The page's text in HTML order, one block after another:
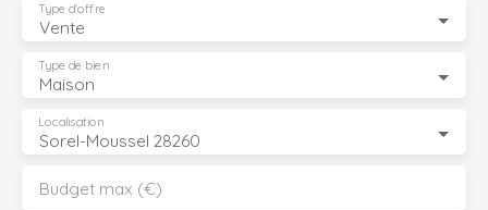
Vente
Type d'offre
Maison
Type de bien
Sorel-Moussel 28260
Localisation
Budget max (€)